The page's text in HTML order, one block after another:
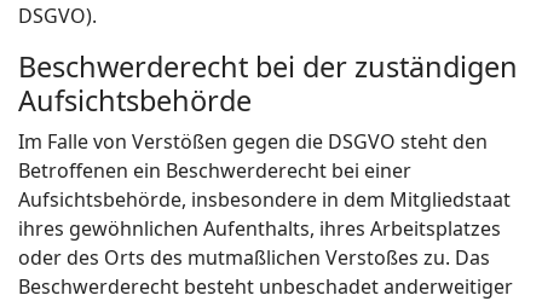
DSGVO).
Beschwerde­recht bei der zuständigen
Aufsichts­behörde
Im Falle von Verstößen gegen die DSGVO steht den
Betroffenen ein Beschwerderecht bei einer
Aufsichtsbehörde, insbesondere in dem Mitgliedstaat
ihres gewöhnlichen Aufenthalts, ihres Arbeitsplatzes
oder des Orts des mutmaßlichen Verstoßes zu. Das
Beschwerderecht besteht unbeschadet anderweitiger